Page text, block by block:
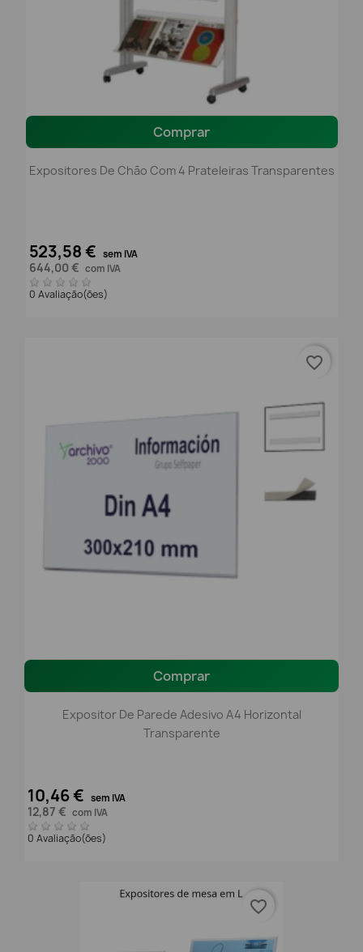
Comprar
Expositores De Chão Com 4 Prateleiras Transparentes
523,58 € sem IVA
644,00 € com IVA
0 Avaliação(ões)
Comprar
Expositor De Parede Adesivo A4 Horizontal
Transparente
10,46 € sem IVA
12,87 € com IVA
0 Avaliação(ões)
favorite_border
favorite_border